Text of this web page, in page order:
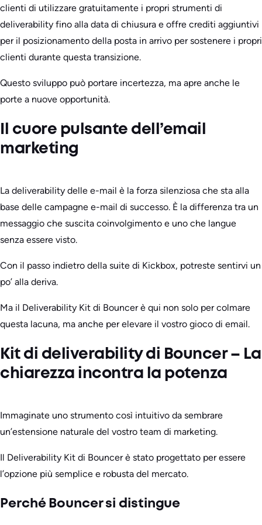
clienti di utilizzare gratuitamente i propri strumenti di
deliverability fino alla data di chiusura e offre crediti aggiuntivi
per il posizionamento della posta in arrivo per sostenere i propri
clienti durante questa transizione.
Questo sviluppo può portare incertezza, ma apre anche le
porte a nuove opportunità.
Il cuore pulsante dell’email
marketing
La deliverability delle e-mail è la forza silenziosa che sta alla
base delle campagne e-mail di successo. È la differenza tra un
messaggio che suscita coinvolgimento e uno che langue
senza essere visto.
Con il passo indietro della suite di Kickbox, potreste sentirvi un
po’ alla deriva.
Ma il Deliverability Kit di Bouncer è qui non solo per colmare
questa lacuna, ma anche per elevare il vostro gioco di email.
Kit di deliverability di Bouncer – La
chiarezza incontra la potenza
Immaginate uno strumento così intuitivo da sembrare
un’estensione naturale del vostro team di marketing.
Il Deliverability Kit di Bouncer è stato progettato per essere
l’opzione più semplice e robusta del mercato.
Perché Bouncer si distingue